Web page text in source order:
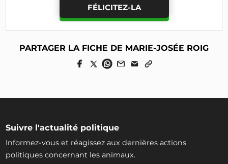
FÉLICITEZ-LA
PARTAGER LA FICHE DE MARIE-JOSÉE ROIG
Suivre l'actualité politique
Informez-vous et réagissez aux dernières actions
politiques concernant les animaux.